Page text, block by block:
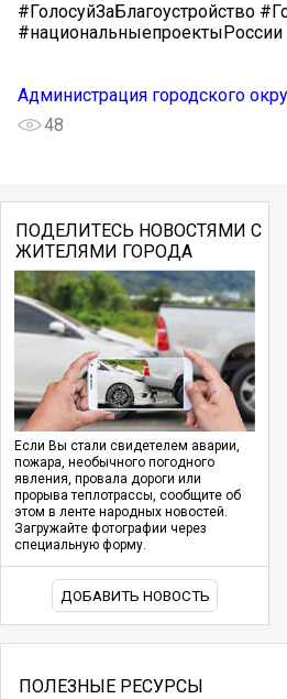
#ГолосуйЗаБлагоустройство
#национальныепроектыРоссии
Администрация городского
48
ПОДЕЛИТЕСЬ НОВОСТЯМИ С
ЖИТЕЛЯМИ ГОРОДА
Если Вы стали свидетелем аварии,
пожара, необычного погодного
явления, провала дороги или
прорыва теплотрассы, сообщите об
этом в ленте народных новостей.
Загружайте фотографии через
специальную форму.
ДОБАВИТЬ НОВОСТЬ
ПОЛЕЗНЫЕ РЕСУРСЫ